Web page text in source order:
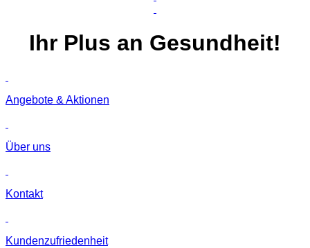
Ihr Plus an Gesundheit!
Angebote & Aktionen
Über uns
Kontakt
Kunden­zufriedenheit